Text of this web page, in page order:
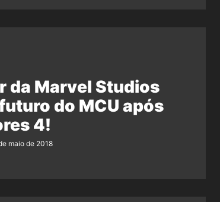
da Marvel Studios
do MCU após
4!
maio de 2018